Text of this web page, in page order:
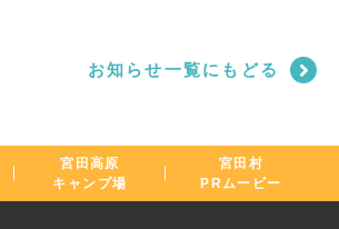
お知らせ一覧にもどる
宮田高原
キャンプ場
宮田村
PRムービー